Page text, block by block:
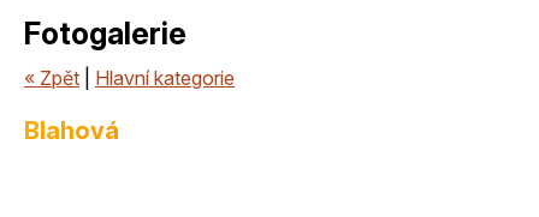
Fotogalerie
« Zpět Hlavní kategorie
Blahová